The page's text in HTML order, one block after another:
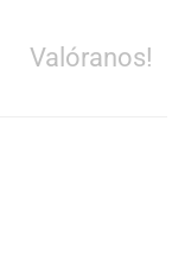
Valóranos!